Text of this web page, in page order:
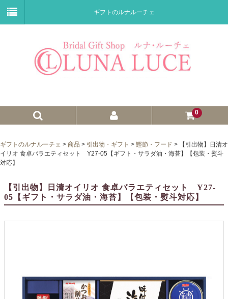
ギフトのルナルーチェ
0
プチギフト
子育て卒業証書
DIY用品
ギフトのルナルーチェ > 商品 > 引出物・ギフト > 鰹節・フード >
【引出物】日清オ
イリオ 食卓バラエティセット Y27-05【ギフト・サラダ油・海苔】【包装・熨斗
対応】
【引出物】日清オイリオ 食卓バラエティセット Y27-
05【ギフト・サラダ油・海苔】【包装・熨斗対応】